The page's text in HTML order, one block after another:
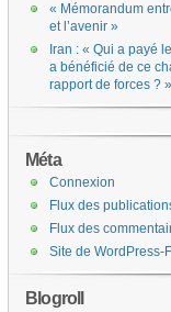
« Mémorandum
et l’avenir »
Iran : « Qui a payé
a bénéficié de ce
rapport de forces ? »
Méta
Connexion
Flux des
Flux des
Site de WordPress-
Blogroll